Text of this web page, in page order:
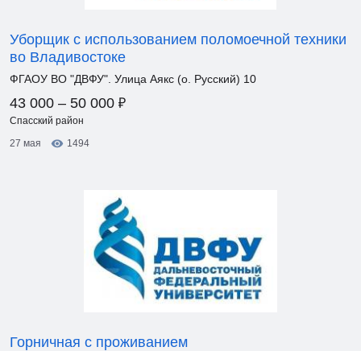
Уборщик с использованием поломоечной техники
во Владивостоке
ФГАОУ ВО "ДВФУ". Улица Аякс (о. Русский) 10
43 000 – 50 000 ₽
Спасский район
27 мая
1494
Горничная с проживанием